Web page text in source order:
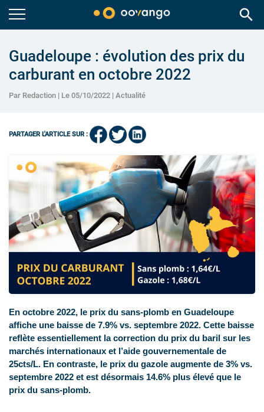
search
Guadeloupe : évolution des prix du
carburant en octobre 2022
Par Redaction | Le 05/10/2022 | Actualité
PARTAGER L'ARTICLE SUR :
En octobre 2022, le prix du sans-plomb en Guadeloupe
affiche une baisse de 7.9% vs. septembre 2022. Cette baisse
reflète essentiellement la correction du prix du baril sur les
marchés internationaux et l’aide gouvernementale de
25cts/L. En contraste, le prix du gazole augmente de 3% vs.
septembre 2022 et est désormais 14.6% plus élevé que le
prix du sans-plomb.